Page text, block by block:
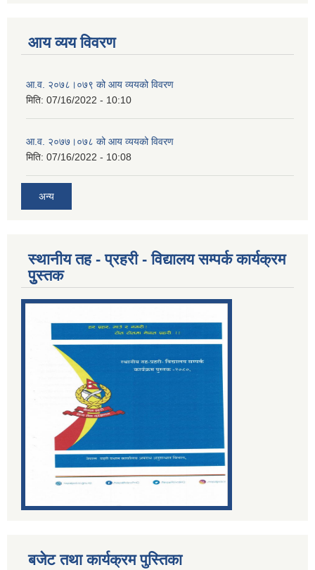
आय व्यय विवरण
आ.व. २०७८।०७९ को आय व्ययको विवरण
मिति: 07/16/2022 - 10:10
आ.व. २०७७।०७८ को आय व्ययको विवरण
मिति: 07/16/2022 - 10:08
अन्य
स्थानीय तह - प्रहरी - विद्यालय सम्पर्क कार्यक्रम
पुुस्तक
बजेट तथा कार्यक्रम पुस्तिका